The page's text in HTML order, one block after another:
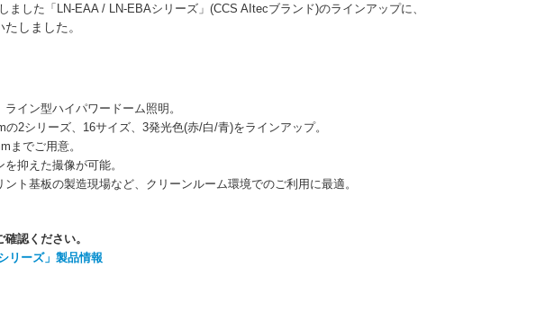
ました「LN-EAA / LN-EBAシリーズ」(CCS AItecブランド)のラインアップに、
しました。
イン型ハイパワードーム照明。
の2シリーズ、16サイズ、3発光色(赤/白/青)をラインアップ。
までご用意。
抑えた撮像が可能。
ント基板の製造現場など、クリーンルーム環境でのご利用に最適。
認ください。
リーズ」製品情報